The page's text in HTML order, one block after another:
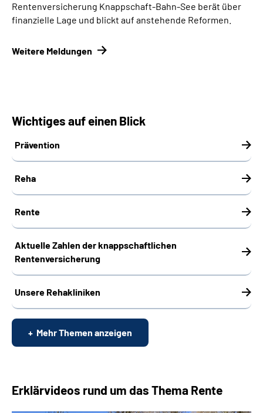
Rentenversicherung Knappschaft-Bahn-See berät über
finanzielle Lage und blickt auf anstehende Reformen.
Weitere Meldungen
Wichtiges auf einen Blick
Prävention
Reha
Rente
Aktuelle Zahlen der knappschaftlichen
Rentenversicherung
Unsere Rehakliniken
Mehr Themen anzeigen
Erklärvideos rund um das Thema Rente